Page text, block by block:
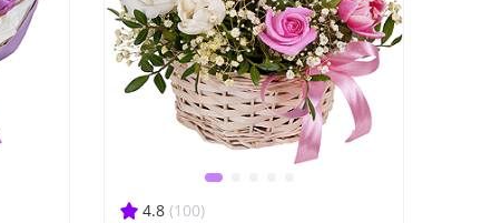
4.8 (100)